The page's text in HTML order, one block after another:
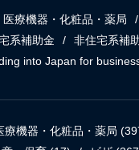
医療機器・化粧品・薬局
系補助金 非住宅系補
into Japan for
療機器・化粧品・薬局